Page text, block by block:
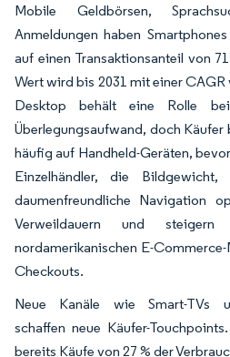
Mobile Geldbörsen,
Anmeldungen haben
auf einen Transaktionsanteil von
Wert wird bis 2031 mit einer
Desktop behält eine Rolle
Überlegungsaufwand, doch
häufig auf Handheld-Geräten,
Einzelhändler, die Bildgewicht,
daumenfreundliche Navigation
Verweildauern und
nordamerikanischen E-
Checkouts.
Neue Kanäle wie Smart-TVs
schaffen neue Käufer-
bereits Käufe von 27 % der